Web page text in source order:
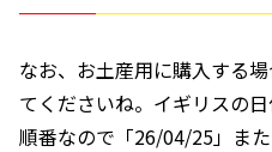
なお、お土産用に購入する
てくださいね。イギリスの
順番なので「26/04/25」ま